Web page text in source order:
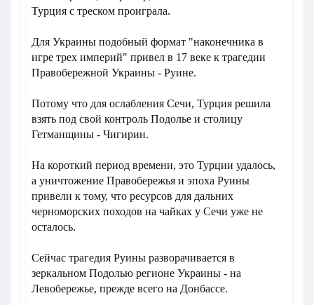
Турция с треском проиграла.
Для Украины подобный формат "наконечника в
игре трех империй" привел в 17 веке к трагедии
Правобережной Украины - Руине.
Потому что для ослабления Сечи, Турция решила
взять под свой контроль Подолье и столицу
Гетманщины - Чигирин.
На короткий период времени, это Турции удалось,
а уничтожение Правобережья и эпоха Руины
привели к тому, что ресурсов для дальних
черноморских походов на чайках у Сечи уже не
осталось.
Сейчас трагедия Руины разворачивается в
зеркальном Подолью регионе Украины - на
Левобережье, прежде всего на Донбассе.